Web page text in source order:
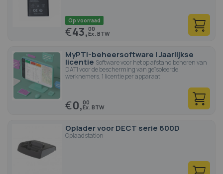
Op voorraad
€43,00
MyPTI-beheersoftware | Jaarlijkse
licentie Software voor het op afstand beheren van
DATI voor de bescherming van geïsoleerde
werknemers, 1 licentie per apparaat
€0,00
Oplader voor DECT serie 600D
Oplaadstation